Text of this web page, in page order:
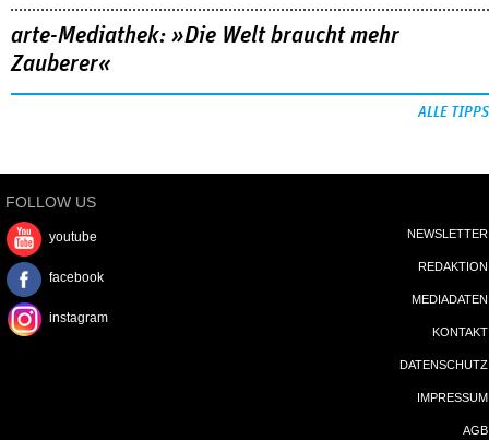
arte-Mediathek: »Die Welt braucht mehr
Zauberer«
ALLE TIPPS
FOLLOW US
youtube
facebook
instagram
NEWSLETTER
REDAKTION
MEDIADATEN
KONTAKT
DATENSCHUTZ
IMPRESSUM
AGB